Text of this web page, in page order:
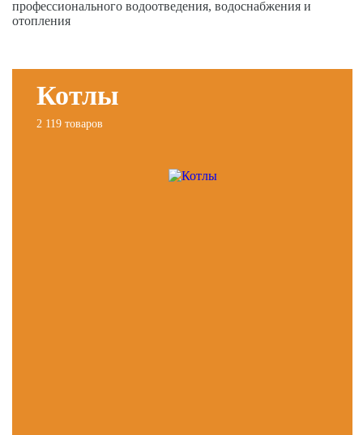
профессионального водоотведения, водоснабжения и
отопления
Котлы
2 119 товаров